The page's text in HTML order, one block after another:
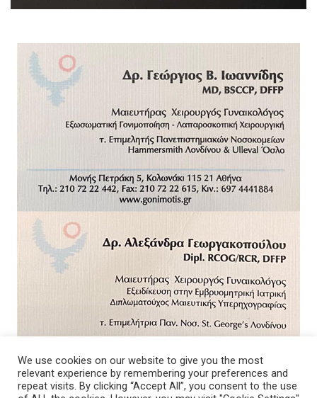
We use cookies on our website to give you the most
relevant experience by remembering your preferences and
repeat visits. By clicking “Accept All”, you consent to the use